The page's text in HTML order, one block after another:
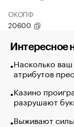
ОКОПФ
20600
Интересное
Насколько ваш
атрибутов
Казино
разрушают
Выживают